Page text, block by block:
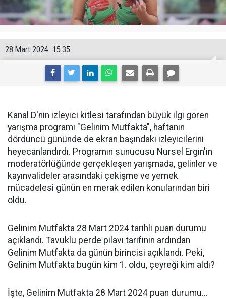
15:35
28 Mart 2024
Kanal D'nin izleyici kitlesi tarafından büyük ilgi gören
yarışma programı "Gelinim Mutfakta", haftanın
dördüncü gününde de ekran başındaki izleyicilerini
heyecanlandırdı. Programın sunucusu Nursel Ergin'in
moderatörlüğünde gerçekleşen yarışmada, gelinler ve
kayınvalideler arasındaki çekişme ve yemek
mücadelesi günün en merak edilen konularından biri
oldu.
Gelinim Mutfakta 28 Mart 2024 tarihli puan durumu
açıklandı. Tavuklu perde pilavı tarifinin ardından
Gelinim Mutfakta da günün birincisi açıklandı. Peki,
Gelinim Mutfakta bugün kim 1. oldu, çeyreği kim aldı?
İşte, Gelinim Mutfakta 28 Mart 2024 puan durumu...